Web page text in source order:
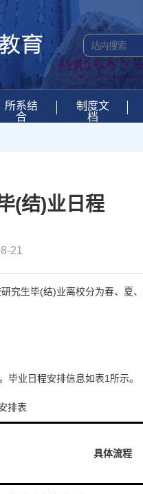
所系结
合
制度文
档
(结)业日程
21
究生毕(结)业离校分为春、夏
业日程安排信息如表1所示。
排表
具体流程